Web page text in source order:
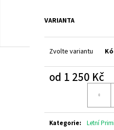
VARIANTA
Zvolte variantu
od 1 250 Kč
Kategorie:
Letní